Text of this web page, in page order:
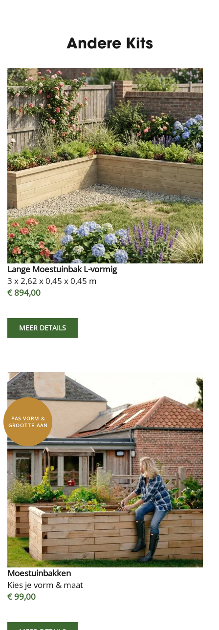
Andere Kits
Lange Moestuinbak L-vormig
3 x 2,62 x 0,45 x 0,45 m
€ 894,00
MEER DETAILS
PAS VORM &
GROOTTE AAN
Moestuinbakken
Kies je vorm & maat
€ 99,00